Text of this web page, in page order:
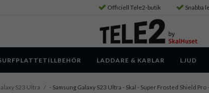
Officiell Tele2-butik Snabba
LADDARE & KABLAR LJUD
S23 Ultra / - Samsung Galaxy S23 Ultra - Skal - Super Frosted Shield Pro